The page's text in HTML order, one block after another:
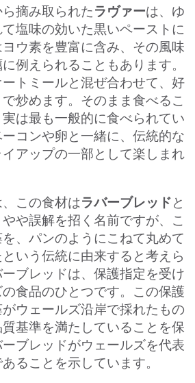
摘み取られたラヴァーは、ゆ
塩味の効いた黒いペーストに
ウ素を豊富に含み、その風味
例えられることもあります。
トミールと混ぜ合わせて、好
炒めます。そのまま食べるこ
は最も一般的に食べられてい
コンや卵と一緒に、伝統的な
アップの一部として楽しまれ
この食材はラバーブレッドと
や誤解を招く名前ですが、こ
、パンのようにこねて丸めて
いう伝統に由来すると考えら
ブレッドは、保護指定を受け
食品のひとつです。この保護
ウェールズ沿岸で採れたもの
基準を満たしていることを保
ブレッドがウェールズを代表
ることを示しています。